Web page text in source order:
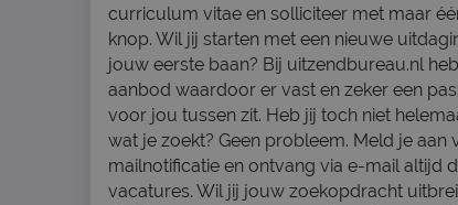
curriculum vitae en solliciteer met maar
knop. Wil jij starten met een nieuwe
jouw eerste baan? Bij uitzendbureau.nl
aanbod waardoor er vast en zeker een
voor jou tussen zit. Heb jij toch niet
wat je zoekt? Geen probleem. Meld je aan
mailnotificatie en ontvang via e-mail altijd
vacatures. Wil jij jouw zoekopdracht